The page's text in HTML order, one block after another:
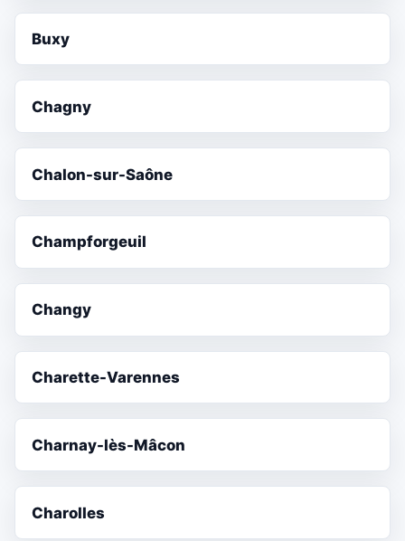
Buxy
Chagny
Chalon-sur-Saône
Champforgeuil
Changy
Charette-Varennes
Charnay-lès-Mâcon
Charolles